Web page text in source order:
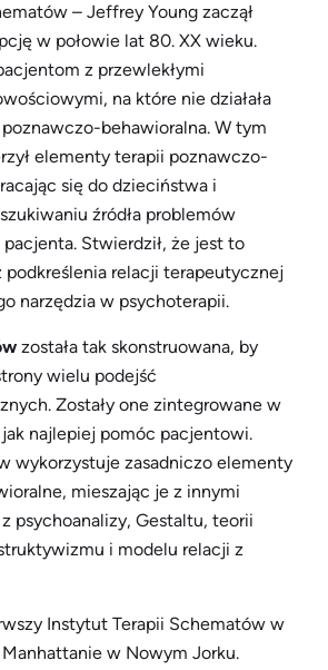
– Jeffrey Young zaczął
w połowie lat 80. XX wieku.
z przewlekłymi
na które nie działała
behawioralna. W tym
elementy terapii poznawczo-
się do dzieciństwa i
źródła problemów
Stwierdził, że jest to
podkreślenia relacji terapeutycznej
narzędzia w psychoterapii.
została tak skonstruowana, by
wielu podejść
Zostały one zintegrowane w
najlepiej pomóc pacjentowi.
wykorzystuje zasadniczo elementy
mieszając je z innymi
psychoanalizy, Gestaltu, teorii
i modelu relacji z
Instytut Terapii Schematów w
w Nowym Jorku.